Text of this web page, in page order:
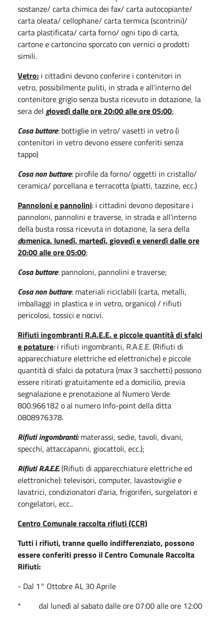
sostanze/ carta chimica dei fax/ carta autocopiante/
carta oleata/ cellophane/ carta termica (scontrini)/
carta plastificata/ carta forno/ ogni tipo di carta,
cartone e cartoncino sporcato con vernici o prodotti
simili.
Vetro: i cittadini devono conferire i contenitori in
vetro, possibilmente puliti, in strada e all’interno del
contenitore grigio senza busta ricevuto in dotazione, la
sera del giovedì dalle ore 20:00 alle ore 05:00;
Cosa buttare: bottiglie in vetro/ vasetti in vetro (i
contenitori in vetro devono essere conferiti senza
tappo)
Cosa non buttare: pirofile da forno/ oggetti in cristallo/
ceramica/ porcellana e terracotta (piatti, tazzine, ecc.)
Pannoloni e pannolini: i cittadini devono depositare i
pannoloni, pannolini e traverse, in strada e all’interno
della busta rossa ricevuta in dotazione, la sera della
domenica, lunedì, martedì, giovedì e venerdì dalle ore
20:00 alle ore 05:00;
Cosa buttare: pannoloni, pannolini e traverse;
Cosa non buttare: materiali riciclabili (carta, metalli,
imballaggi in plastica e in vetro, organico) / rifiuti
pericolosi, tossici e nocivi.
Rifiuti ingombranti R.A.E.E. e piccole quantità di sfalci
e potature: i rifiuti ingombranti, R.A.E.E. (Rifiuti di
apparecchiature elettriche ed elettroniche) e piccole
quantità di sfalci da potatura (max 3 sacchetti) possono
essere ritirati gratuitamente ed a domicilio, previa
segnalazione e prenotazione al Numero Verde
800.966182 o al numero Info-point della ditta
0808976378.
Rifiuti ingombranti:materassi, sedie, tavoli, divani,
specchi, attaccapanni, giocattoli, ecc.);
Rifiuti R.A.E.E.(Rifiuti di apparecchiature elettriche ed
elettroniche): televisori, computer, lavastoviglie e
lavatrici, condizionatori d'aria, frigoriferi, surgelatori e
congelatori, ecc..
Centro Comunale raccolta rifiuti (CCR)
Tutti i rifiuti, tranne quello indifferenziato, possono
essere conferiti presso il Centro Comunale Raccolta
Rifiuti:
- Dal 1° Ottobre AL 30 Aprile
* dal lunedì al sabato dalle ore 07:00 alle ore 12:00